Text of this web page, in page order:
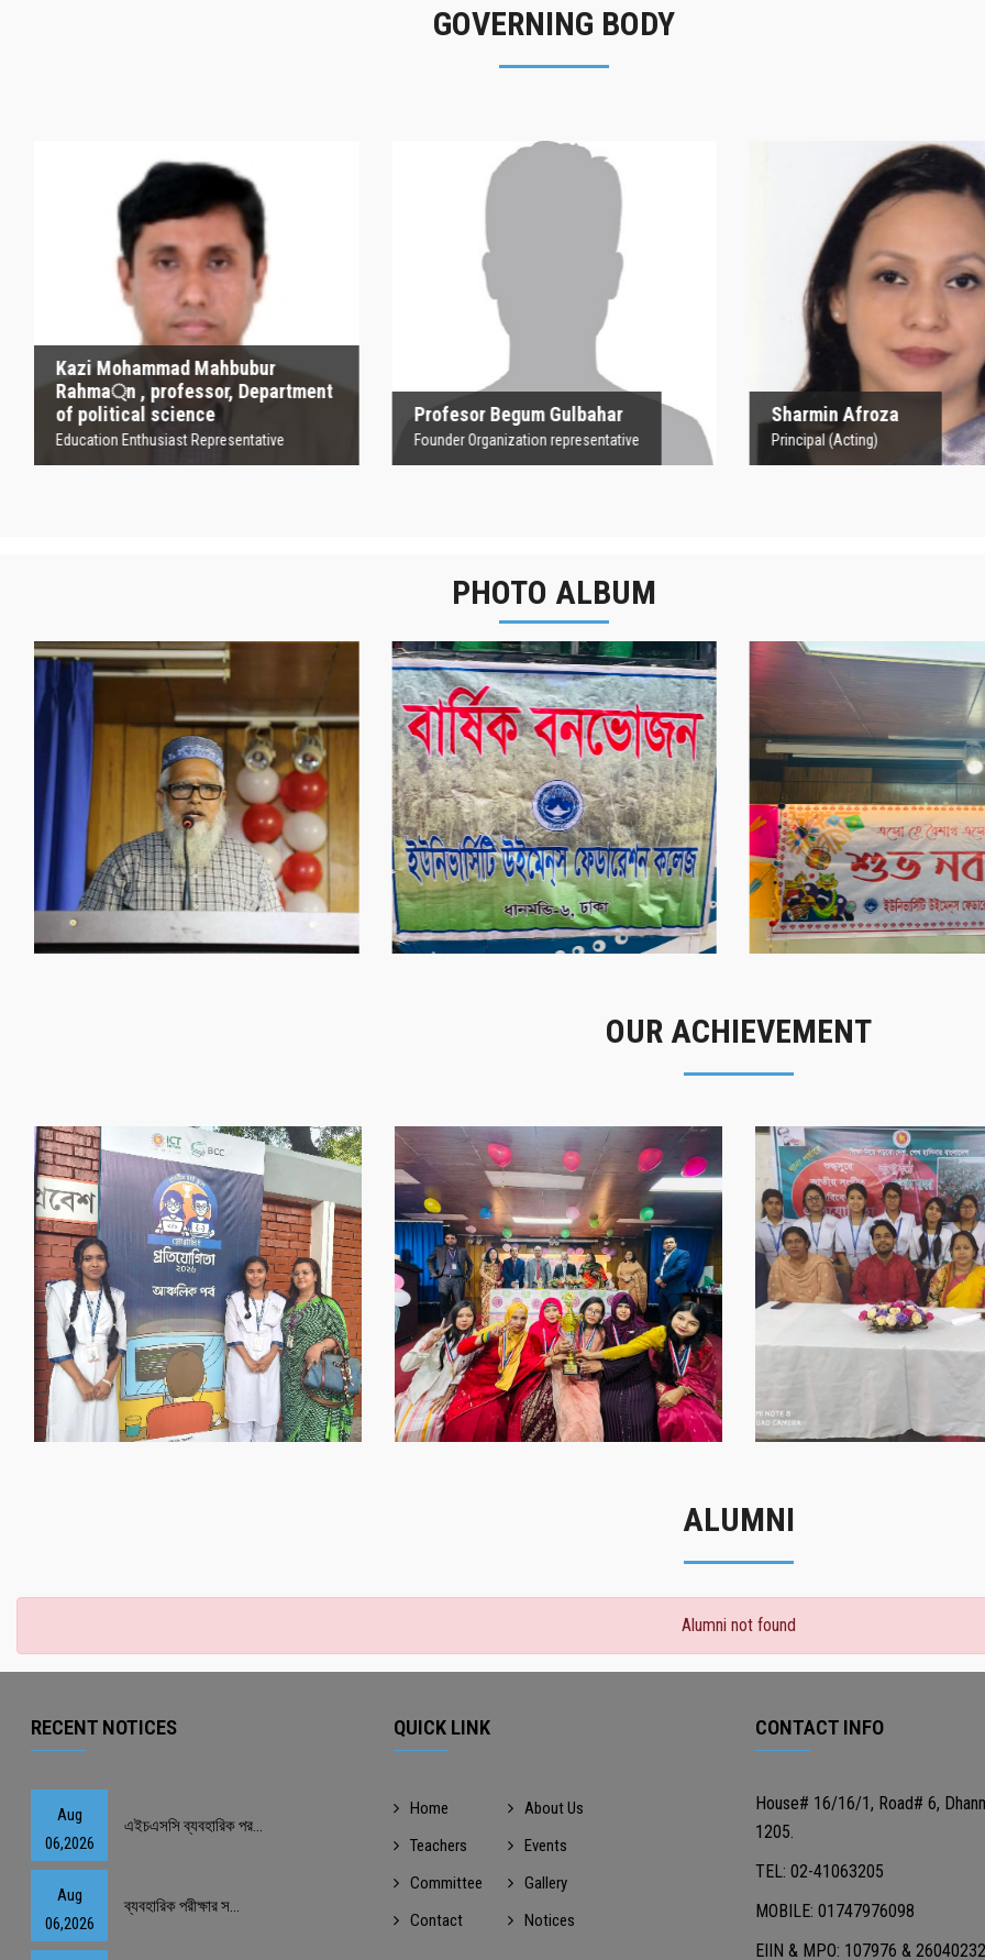
GOVERNING BODY
Kazi Mohammad Mahbubur
Rahma্‌n , professor, Department
of political science
Education Enthusiast Representative
Kazi Mohammad
Mahbubur Rahma্‌n ,
professor, Department
of political science
Education Enthusiast Representative
Profesor Begum Gulbahar
Founder Organization representative
Profesor Begum
Founder Organization representative
Sharmin Afroza
Principal (Acting)
Sharmin
Principal (Acting)
PHOTO ALBUM
নবীনবরণ - ২০২৫ বার্ষিক বনভোজন ২০২৫ বাংলা নববর্ষ ১৪৩২
OUR ACHIEVEMENT
‌গৌর‌বের অর্জন
‌গৌর‌বের অর্জন
গৌরবের মুহূর্ত
গৌরবের মুহূর্ত
সাফল্যের স্মৃতি
সাফল্যের স্মৃতি
ALUMNI
Alumni not found
RECENT NOTICES
Aug
06,2026
এইচএসসি ব্যবহারিক পর...
Aug
06,2026
ব্যবহারিক পরীক্ষার স...
QUICK LINK
Home
About Us
Teachers
Events
Committee
Gallery
Contact
Notices
CONTACT INFO
House# 16/16/1, Road# 6,
1205.
TEL: 02-41063205
MOBILE: 01747976098
EIIN & MPO: 107976 &